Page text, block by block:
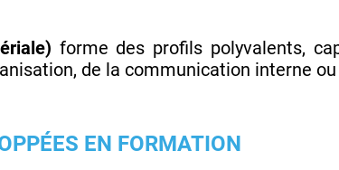
forme des profils polyvalents,
de la communication interne
EN FORMATION